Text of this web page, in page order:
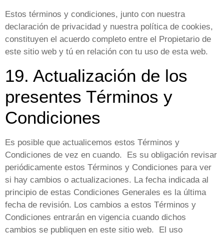
Estos términos y condiciones, junto con nuestra
declaración de privacidad y nuestra política de cookies,
constituyen el acuerdo completo entre el Propietario de
este sitio web y tú en relación con tu uso de esta web.
19. Actualización de los
presentes Términos y
Condiciones
Es posible que actualicemos estos Términos y
Condiciones de vez en cuando. Es su obligación revisar
periódicamente estos Términos y Condiciones para ver
si hay cambios o actualizaciones. La fecha indicada al
principio de estas Condiciones Generales es la última
fecha de revisión. Los cambios a estos Términos y
Condiciones entrarán en vigencia cuando dichos
cambios se publiquen en este sitio web. El uso